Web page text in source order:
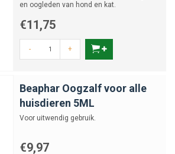
Verzorgingsproducten kunnen
bij aanhoudende klachten is een
oogverzorging bij katten
het verwijderen van vuil en traanvocht
ter ondersteuning bij irritatie
middelenbij gevoelige ogen
en oogleden van hond en kat.
€11,75
- +
Beaphar Oogzalf voor alle
huisdieren 5ML
Voor uitwendig gebruik.
€9,97